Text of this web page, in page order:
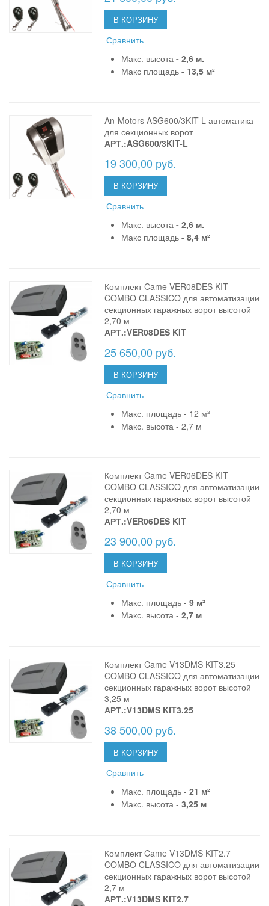
В КОРЗИНУ
Сравнить
Макс. высота - 2,6 м.
Макс площадь - 13,5 м²
An-Motors ASG600/3KIT-L автоматика
для секционных ворот
АРТ.:ASG600/3KIT-L
19 300,00 руб.
В КОРЗИНУ
Сравнить
Макс. высота - 2,6 м.
Макс площадь - 8,4 м²
Комплект Came VER08DES KIT
COMBO CLASSICO для автоматизации
секционных гаражных ворот высотой
2,70 м
АРТ.:VER08DES KIT
25 650,00 руб.
В КОРЗИНУ
Сравнить
Макс. площадь - 12 м²
Макс. высота - 2,7 м
Комплект Came VER06DES KIT
COMBO CLASSICO для автоматизации
секционных гаражных ворот высотой
2,70 м
АРТ.:VER06DES KIT
23 900,00 руб.
В КОРЗИНУ
Сравнить
Макс. площадь -9 м²
Макс. высота -2,7 м
Комплект Came V13DMS KIT3.25
COMBO CLASSICO для автоматизации
секционных гаражных ворот высотой
3,25 м
АРТ.:V13DMS KIT3.25
38 500,00 руб.
В КОРЗИНУ
Сравнить
Макс. площадь -21 м²
Макс. высота -3,25 м
Комплект Came V13DMS KIT2.7
COMBO CLASSICO для автоматизации
секционных гаражных ворот высотой
2,7 м
АРТ.:V13DMS KIT2.7